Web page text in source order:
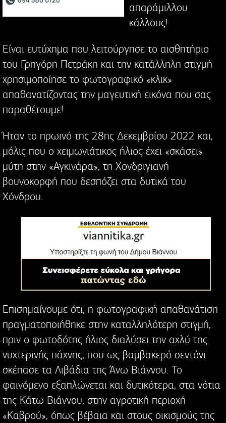
απαράμιλλου
κάλλους!
Είναι ευτύχημα που λειτούργησε το αισθητήριο
του Γρηγόρη Πετράκη και την κατάλληλη στιγμή
χρησιμοποίησε το φωτογραφικό «κλικ»
απαθανατίζοντας την μαγευτική εικόνα που σας
παραθέτουμε!
Ήταν το πρωινό της 28ης Δεκεμβρίου 2022 και,
μόλις που ο χειμωνιάτικος ήλιος έχει «σκάσει»
μύτη στην «Αγκινάρα», τη Χονδριγιανή
βουνοκορφή που δεσπόζει στα δυτικά του
Χόνδρου.
Επισημαίνουμε ότι, η φωτογραφική απαθανάτιση
πραγματοποιήθηκε στην καταλληλότερη στιγμή,
πριν ο φωτοδότης ήλιος διαλύσει την αχλύ της
νυχτερινής πάχνης, που ως βαμβακερό σεντόνι
σκέπασε τα Λιβάδια της Άνω Βιάννου. Το
φαινόμενο εξαπλώνεται και δυτικότερα, στα νότια
της Κάτω Βιάννου, στην αγροτική περιοχή
«Καβρού», όπως βέβαια και στους οικισμούς της